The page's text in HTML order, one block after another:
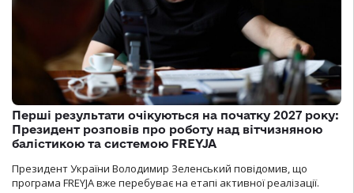
Перші результати очікуються на початку 2027 року:
Президент розповів про роботу над вітчизняною
балістикою та системою FREYJA
Президент України Володимир Зеленський повідомив, що
програма FREYJA вже перебуває на етапі активної реалізації.